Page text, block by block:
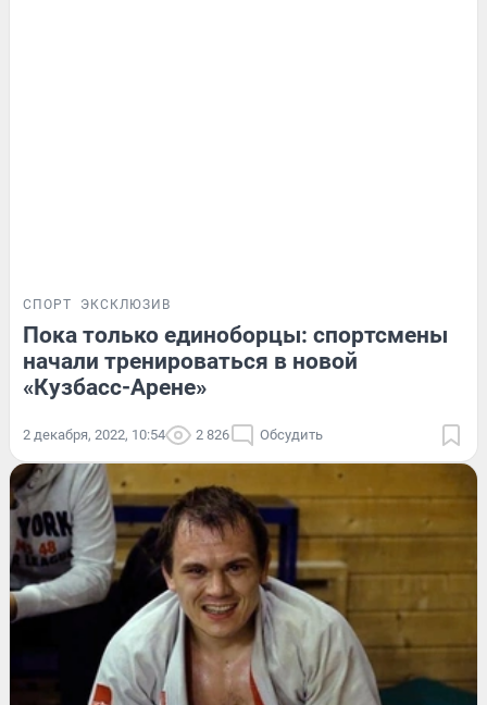
СПОРТ ЭКСКЛЮЗИВ
Пока только единоборцы: спортсмены
начали тренироваться в новой
«Кузбасс-Арене»
2 декабря, 2022, 10:54 2 826 Обсудить